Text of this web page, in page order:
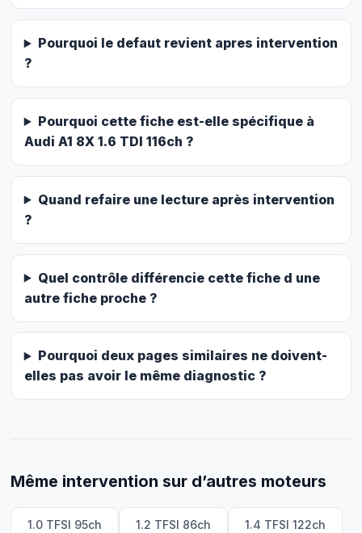
Pourquoi le defaut revient apres intervention
?
Pourquoi cette fiche est-elle spécifique à
Audi A1 8X 1.6 TDI 116ch ?
Quand refaire une lecture après intervention
?
Quel contrôle différencie cette fiche d une
autre fiche proche ?
Pourquoi deux pages similaires ne doivent-
elles pas avoir le même diagnostic ?
Même intervention sur d’autres moteurs
1.0 TFSI 95ch 1.2 TFSI 86ch 1.4 TFSI 122ch